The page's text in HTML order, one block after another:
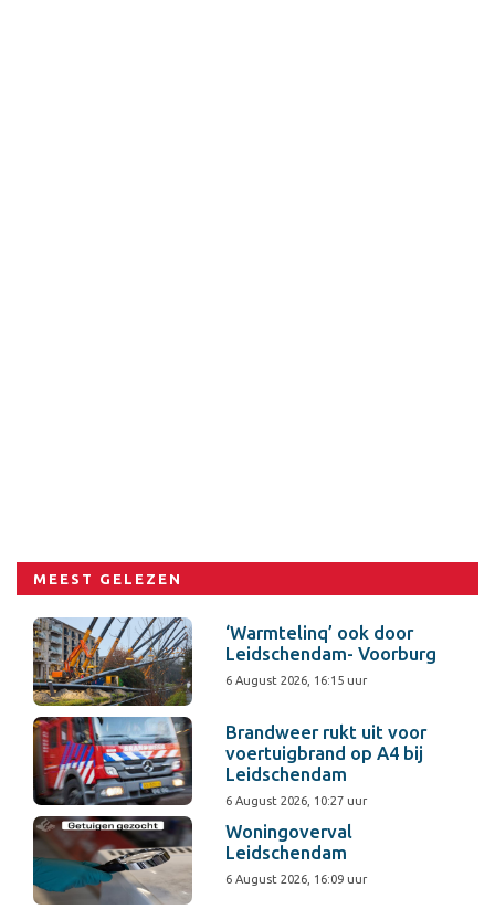
MEEST GELEZEN
‘Warmtelinq’ ook door
Leidschendam- Voorburg
6 August 2026, 16:15 uur
Brandweer rukt uit voor
voertuigbrand op A4 bij
Leidschendam
6 August 2026, 10:27 uur
Woningoverval
Leidschendam
6 August 2026, 16:09 uur